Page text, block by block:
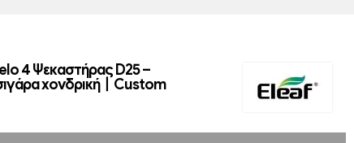
4 Ψεκαστήρας D25 –
χονδρική丨Custom